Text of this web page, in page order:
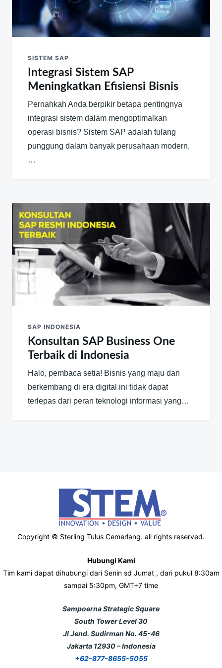
SISTEM SAP
Integrasi Sistem SAP
Meningkatkan Efisiensi Bisnis
Pernahkah Anda berpikir betapa pentingnya
integrasi sistem dalam mengoptimalkan
operasi bisnis? Sistem SAP adalah tulang
punggung dalam banyak perusahaan modern,
…
SAP INDONESIA
Konsultan SAP Business One
Terbaik di Indonesia
Halo, pembaca setia! Bisnis yang maju dan
berkembang di era digital ini tidak dapat
terlepas dari peran teknologi informasi yang…
Copyright © Sterling Tulus Cemerlang. all rights reserved.
Hubungi Kami
Tim kami dapat dihubungi dari Senin sd Jumat , dari pukul 8:30am
sampai 5:30pm, GMT+7 time
Sampoerna Strategic Square
South Tower Level 30
Jl Jend. Sudirman No. 45-46
Jakarta 12930 – Indonesia
+62-877-8655-5055